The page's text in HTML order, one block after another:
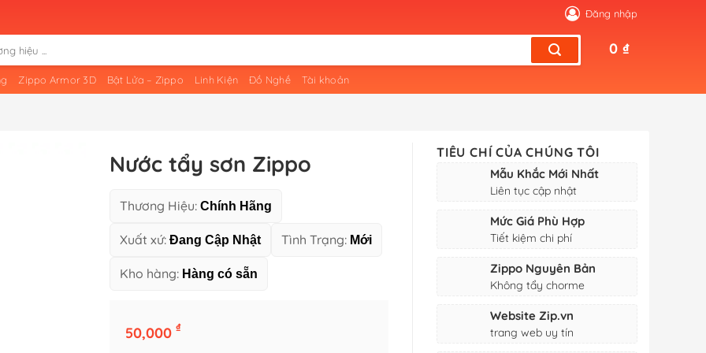
Đăng nhập
Zippo Armor 3D Bật Lửa – Zippo Linh Kiện Đồ Nghề Tài khoản
0 ₫
Nước tẩy sơn Zippo
Thương Hiệu: Chính Hãng
Xuất xứ: Đang Cập Nhật Tình Trạng: Mới
Kho hàng: Hàng có sẵn
50,000 ₫
TIÊU CHÍ CỦA CHÚNG TÔI
Mẫu Khắc Mới Nhất
Liên tục cập nhật
Mức Giá Phù Hợp
Tiết kiệm chi phí
Zippo Nguyên Bản
Không tẩy chorme
Website Zip.vn
trang web uy tín